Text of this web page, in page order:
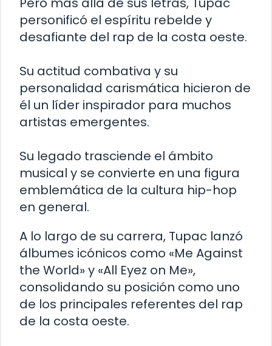
personificó el espíritu rebelde y
desafiante del rap de la costa oeste.
Su actitud combativa y su
personalidad carismática hicieron de
él un líder inspirador para muchos
artistas emergentes.
Su legado trasciende el ámbito
musical y se convierte en una figura
emblemática de la cultura hip-hop
en general.
A lo largo de su carrera, Tupac lanzó
álbumes icónicos como «Me Against
the World» y «All Eyez on Me»,
consolidando su posición como uno
de los principales referentes del rap
de la costa oeste.